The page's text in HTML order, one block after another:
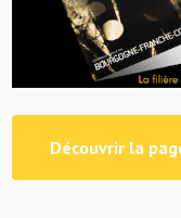
Découvrir la